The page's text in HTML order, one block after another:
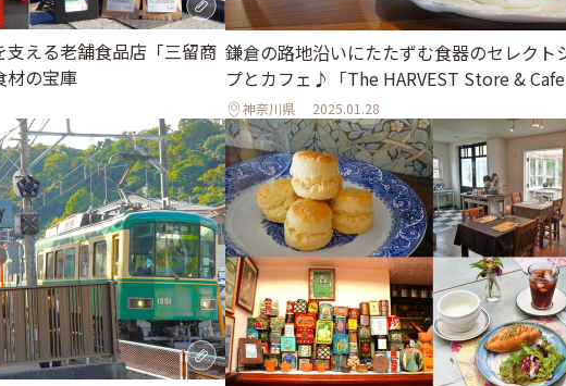
える老舗食品店「三留商
の宝庫
鎌倉の路地沿いにたたずむ食器のセレクト
プとカフェ♪「The HARVEST Store & Cafe
神奈川県 2025.01.28